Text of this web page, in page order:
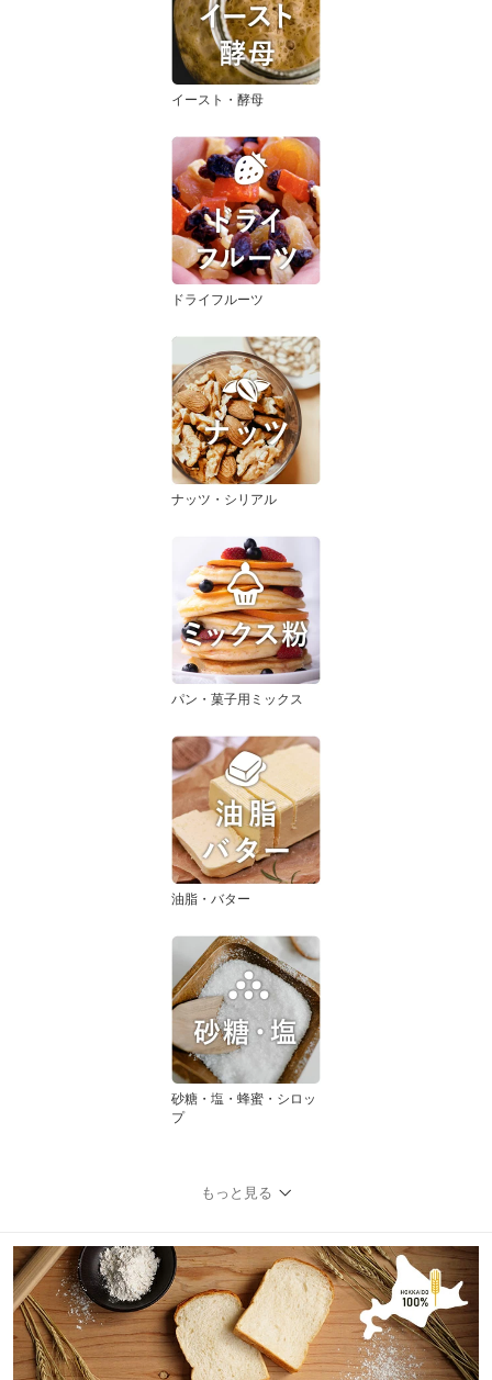
イースト・酵母
ドライフルーツ
ナッツ・シリアル
パン・菓子用ミックス
油脂・バター
砂糖・塩・蜂蜜・シロッ
プ
もっと見る